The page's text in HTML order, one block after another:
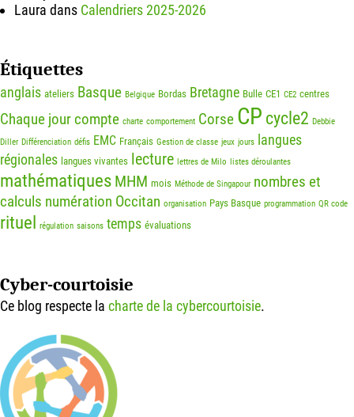
Laura dans Calendriers 2025-2026
Étiquettes
anglais ateliers Basque Belgique Bordas Bretagne Bulle CE1 CE2 centres
Chaque jour compte charte comportement Corse CP cycle2 Debbie
Diller Différenciation défis EMC Français Gestion de classe jeux jours
langues
régionales langues vivantes lecture lettres de Milo listes déroulantes
mathématiques MHM mois Méthode de Singapour nombres et
calculs numération Occitan organisation Pays Basque programmation QR code
rituel régulation saisons temps évaluations
Cyber-courtoisie
Ce blog respecte la charte de la cybercourtoisie.